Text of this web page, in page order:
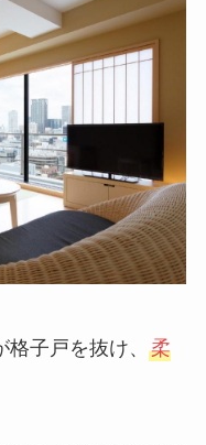
子戸を抜け、 柔